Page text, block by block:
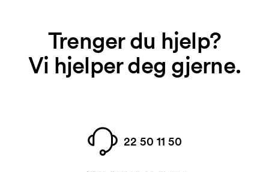
Trenger du hjelp?
Vi hjelper deg gjerne.
22 50 11 50